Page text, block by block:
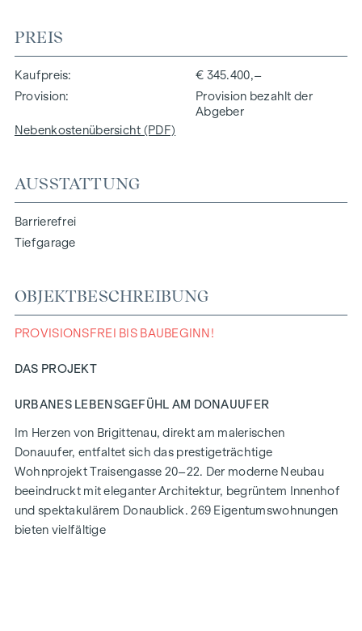
PREIS
Kaufpreis
€ 345.400,–
Provision
Provision bezahlt der
Abgeber
Nebenkostenübersicht (PDF)
AUSSTATTUNG
Barrierefrei
Tiefgarage
OBJEKTBESCHREIBUNG
PROVISIONSFREI BIS BAUBEGINN!
DAS PROJEKT
URBANES LEBENSGEFÜHL AM DONAUUFER
Im Herzen von Brigittenau, direkt am malerischen
Donauufer, entfaltet sich das prestigeträchtige
Wohnprojekt Traisengasse 20–22. Der moderne Neubau
beeindruckt mit eleganter Architektur, begrüntem Innenhof
und spektakulärem Donaublick. 269 Eigentumswohnungen
bieten vielfältige